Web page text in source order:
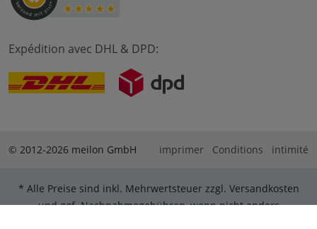
Expédition avec DHL & DPD:
© 2012-2026 meilon GmbH imprimer Conditions intimité
* Alle Preise sind inkl. Mehrwertsteuer zzgl. Versandkosten
und ggf. Nachnahmegebühren, wenn nicht anders